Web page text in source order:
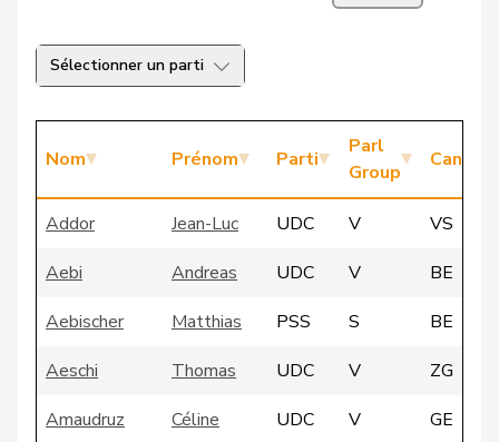
Sélectionner un parti
Nom Prénom Parti
Parl
Group
Canton
Addor Jean-Luc UDC V
VS
Aebi
Andreas UDC V
BE
Aebischer
Matthias PSS S
BE
Aeschi
Thomas UDC V
ZG
Amaudruz
Céline UDC V
GE